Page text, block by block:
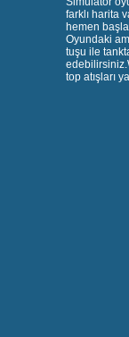
farklı harita
hemen
Oyundaki
tuşu ile
top atışları